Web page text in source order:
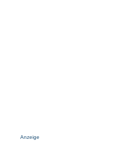
Anzeige